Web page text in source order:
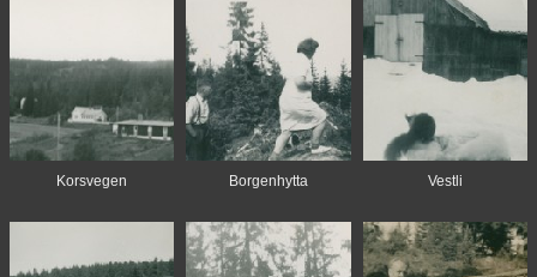
Korsvegen Borgenhytta Vestli